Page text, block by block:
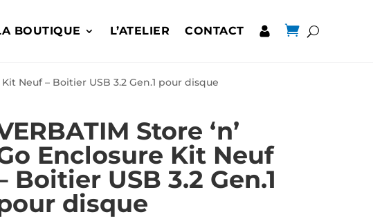
BOUTIQUE L’ATELIER CONTACT 
Kit Neuf – Boitier USB 3.2 Gen.1 pour disque
Store ‘n’
Enclosure Kit Neuf
Boitier USB 3.2 Gen.1
disque